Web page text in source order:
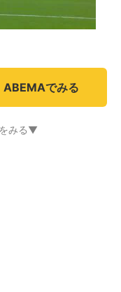
ABEMAでみる
みる▼